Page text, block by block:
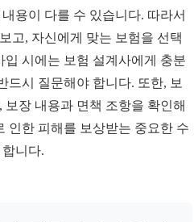
용이 다를 수 있습니다. 따라서
고, 자신에게 맞는 보험을 선택
시에는 보험 설계사에게 충분
드시 질문해야 합니다. 또한, 보
장 내용과 면책 조항을 확인해
인한 피해를 보상받는 중요한 수
니다.